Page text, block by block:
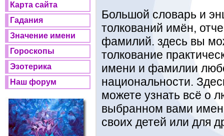
Карта сайта
Гадания
Значение имени
Гороскопы
Эзотерика
Наш форум
Большой словарь и
толкований имён,
фамилий. здесь вы
толкование
имени и фамилии
национальности.
можете узнать всё о
выбранном вами
своих детей или для